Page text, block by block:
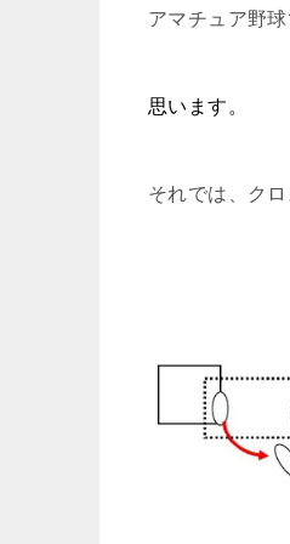
アマチュア野
思います。
それでは、ク